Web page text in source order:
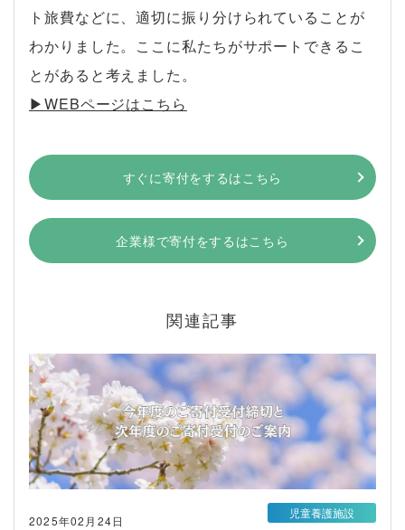
ト旅費などに、適切に振り分けられていることが
わかりました。ここに私たちがサポートできるこ
とがあると考えました。
▶︎WEBページはこちら
すぐに寄付をするはこちら
企業様で寄付をするはこちら
関連記事
2025年02月24日
児童養護施設